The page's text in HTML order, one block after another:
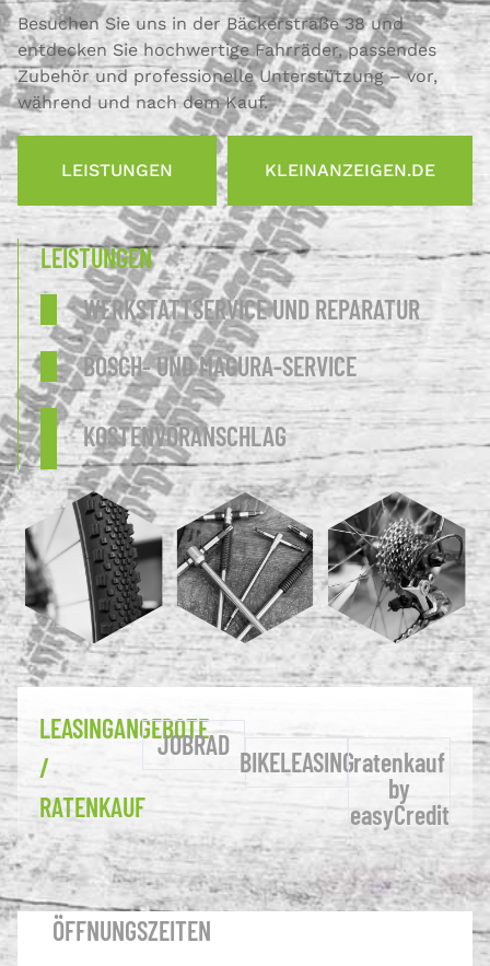
Besuchen Sie uns in der Bäckerstraße 38 und
entdecken Sie hochwertige Fahrräder, passendes
Zubehör und professionelle Unterstützung – vor,
während und nach dem Kauf.
LEISTUNGEN KLEINANZEIGEN.DE
LEISTUNGEN
WERKSTATTSERVICE UND REPARATUR
BOSCH- UND MAGURA-SERVICE
KOSTENVORANSCHLAG
LEASINGANGEBOTE
/
RATENKAUF
JOBRAD
BIKELEASINGratenkauf
by
easyCredit
ÖFFNUNGSZEITEN